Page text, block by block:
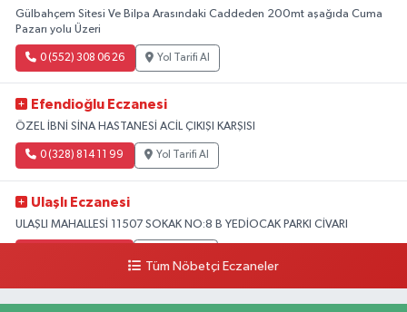
Gülbahçem Sitesi Ve Bilpa Arasındaki Caddeden 200mt aşağıda Cuma
Pazarı yolu Üzeri
0 (552) 308 06 26 Yol Tarifi Al
Efendioğlu Eczanesi
ÖZEL İBNİ SİNA HASTANESİ ACİL ÇIKIŞI KARŞISI
0 (328) 814 11 99 Yol Tarifi Al
Ulaşlı Eczanesi
ULAŞLI MAHALLESİ 11507 SOKAK NO:8 B YEDİOCAK PARKI CİVARI
Tüm Nöbetçi Eczaneler